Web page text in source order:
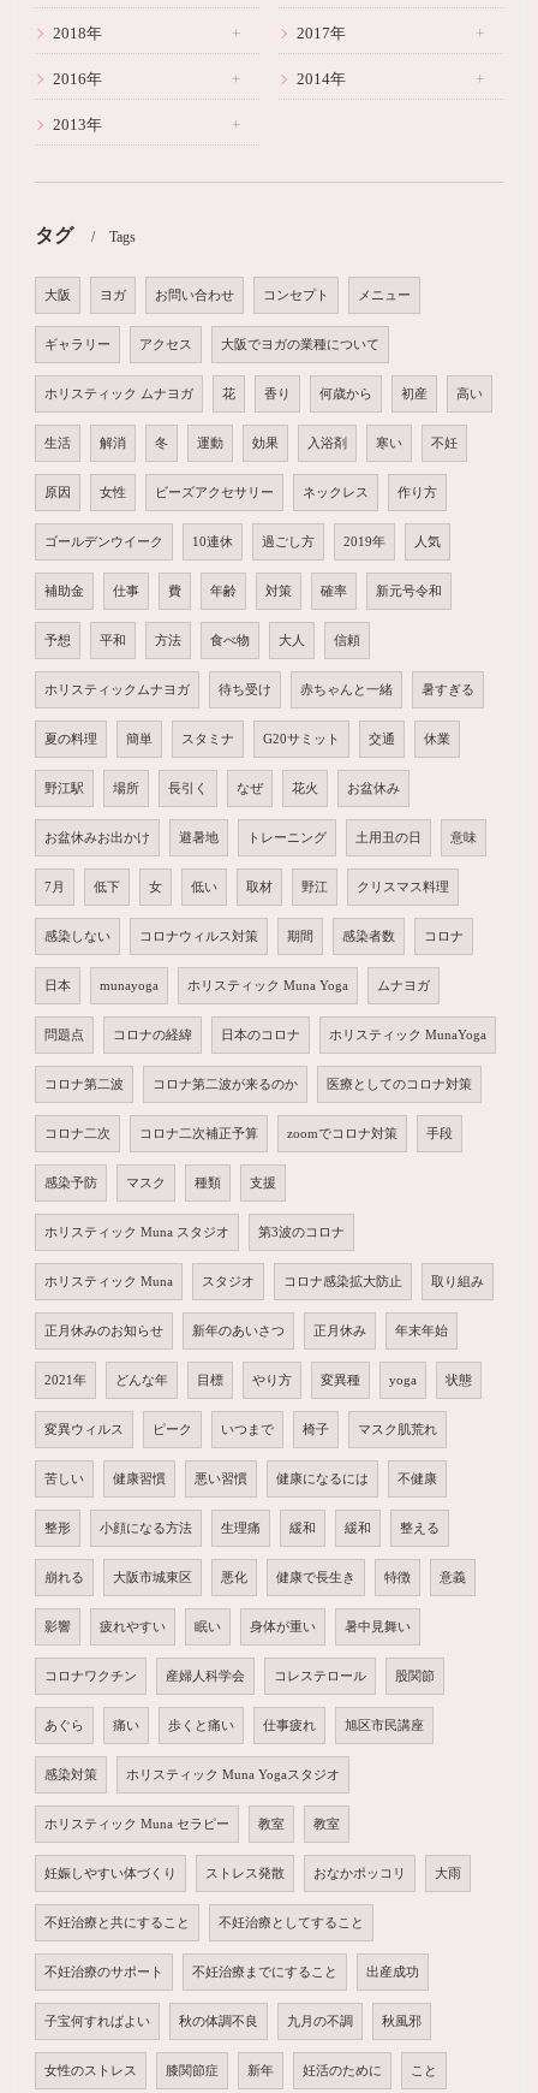
2018年 2017年
2016年 2014年
2013年
タグ Tags
大阪 ヨガ お問い合わせ コンセプト メニュー
ギャラリー アクセス 大阪でヨガの業種について
ホリスティック ムナヨガ 花 香り 何歳から 初産 高い
生活 解消 冬 運動 効果 入浴剤 寒い 不妊
原因 女性 ビーズアクセサリー ネックレス 作り方
ゴールデンウイーク 10連休 過ごし方 2019年 人気
補助金 仕事 費 年齢 対策 確率 新元号令和
予想 平和 方法 食べ物 大人 信頼
ホリスティックムナヨガ 待ち受け 赤ちゃんと一緒 暑すぎる
夏の料理 簡単 スタミナ G20サミット 交通 休業
野江駅 場所 長引く なぜ 花火 お盆休み
お盆休みお出かけ 避暑地 トレーニング 土用丑の日 意味
7月 低下 女 低い 取材 野江 クリスマス料理
感染しない コロナウィルス対策 期間 感染者数 コロナ
日本 munayoga ホリスティック Muna Yoga ムナヨガ
問題点 コロナの経緯 日本のコロナ ホリスティック MunaYoga
コロナ第二波 コロナ第二波が来るのか 医療としてのコロナ対策
コロナ二次 コロナ二次補正予算 zoomでコロナ対策 手段
感染予防 マスク 種類 支援
ホリスティック Muna スタジオ 第3波のコロナ
ホリスティック Muna スタジオ コロナ感染拡大防止 取り組み
正月休みのお知らせ 新年のあいさつ 正月休み 年末年始
2021年 どんな年 目標 やり方 変異種 yoga 状態
変異ウィルス ピーク いつまで 椅子 マスク肌荒れ
苦しい 健康習慣 悪い習慣 健康になるには 不健康
整形 小顔になる方法 生理痛 緩和 緩和 整える
崩れる 大阪市城東区 悪化 健康で長生き 特徴 意義
影響 疲れやすい 眠い 身体が重い 暑中見舞い
コロナワクチン 産婦人科学会 コレステロール 股関節
あぐら 痛い 歩くと痛い 仕事疲れ 旭区市民講座
感染対策 ホリスティック Muna Yogaスタジオ
ホリスティック Muna セラピー 教室 教室
妊娠しやすい体づくり ストレス発散 おなかポッコリ 大雨
不妊治療と共にすること 不妊治療としてすること
不妊治療のサポート 不妊治療までにすること 出産成功
子宝何すればよい 秋の体調不良 九月の不調 秋風邪
女性のストレス 膝関節症 新年 妊活のために こと